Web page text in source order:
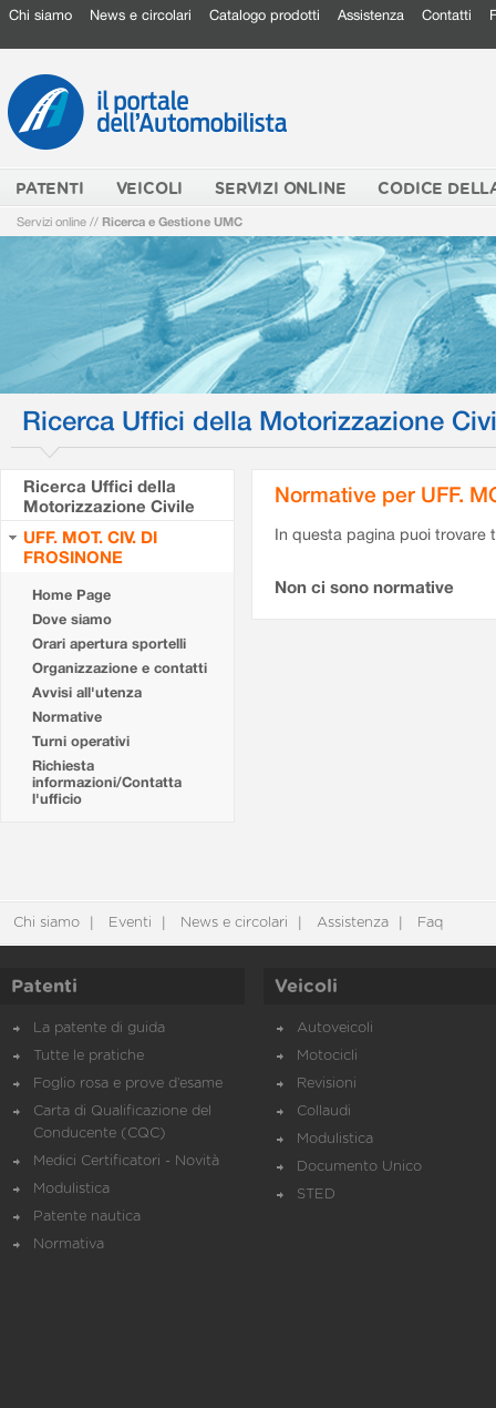
Chi siamo News e circolari Catalogo prodotti Assistenza Contatti
PATENTI VEICOLI SERVIZI ONLINE CODICE
Servizi online // Ricerca e Gestione UMC
Ricerca Uffici della Motorizzazione
Ricerca Uffici della
Motorizzazione Civile
UFF. MOT. CIV. DI
FROSINONE
Home Page
Dove siamo
Orari apertura sportelli
Organizzazione e contatti
Avvisi all'utenza
Normative
Turni operativi
Richiesta
informazioni/Contatta
l'ufficio
Normative per UFF.
In questa pagina puoi
Non ci sono normative
Chi siamo Eventi News e circolari Assistenza Faq
Patenti
La patente di guida
Tutte le pratiche
Foglio rosa e prove d’esame
Carta di Qualificazione del
Conducente (CQC)
Medici Certificatori - Novità
Modulistica
Patente nautica
Normativa
Veicoli
Autoveicoli
Motocicli
Revisioni
Collaudi
Modulistica
Documento Unico
STED